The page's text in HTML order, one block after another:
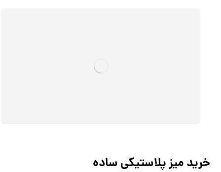
خرید میز پلاستیکی ساده